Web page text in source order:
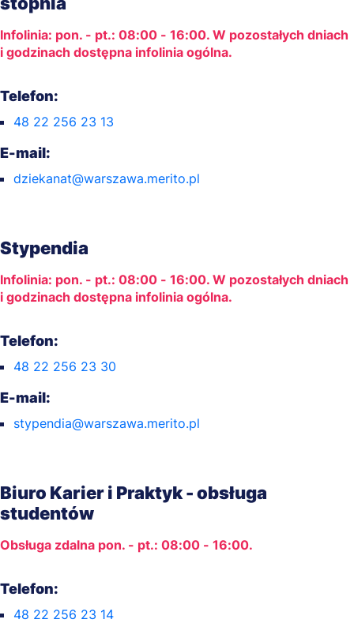
Infolinia: pon. - pt.: 08:00 - 16:00. W pozostałych dniach
i godzinach dostępna infolinia ogólna.
Telefon:
48 22 256 23 13
E-mail:
dziekanat@warszawa.merito.pl
Stypendia
Infolinia: pon. - pt.: 08:00 - 16:00. W pozostałych dniach
i godzinach dostępna infolinia ogólna.
Telefon:
48 22 256 23 30
E-mail:
stypendia@warszawa.merito.pl
Biuro Karier i Praktyk - obsługa
studentów
Obsługa zdalna pon. - pt.: 08:00 - 16:00.
Telefon:
48 22 256 23 14